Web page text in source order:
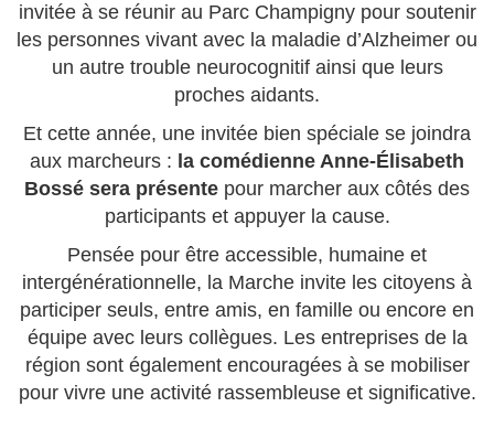
invitée à se réunir au Parc Champigny pour soutenir
les personnes vivant avec la maladie d’Alzheimer ou
un autre trouble neurocognitif ainsi que leurs
proches aidants.
Et cette année, une invitée bien spéciale se joindra
aux marcheurs : la comédienne Anne-Élisabeth
Bossé sera présente pour marcher aux côtés des
participants et appuyer la cause.
Pensée pour être accessible, humaine et
intergénérationnelle, la Marche invite les citoyens à
participer seuls, entre amis, en famille ou encore en
équipe avec leurs collègues. Les entreprises de la
région sont également encouragées à se mobiliser
pour vivre une activité rassembleuse et significative.